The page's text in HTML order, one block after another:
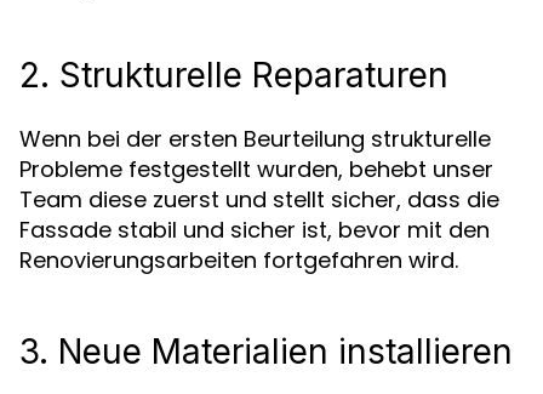
2. Strukturelle Reparaturen
Wenn bei der ersten Beurteilung strukturelle
Probleme festgestellt wurden, behebt unser
Team diese zuerst und stellt sicher, dass die
Fassade stabil und sicher ist, bevor mit den
Renovierungsarbeiten fortgefahren wird.
3. Neue Materialien installieren